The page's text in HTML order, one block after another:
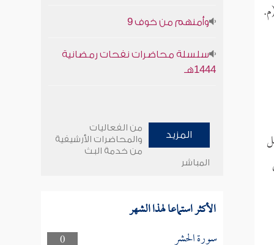
وأمنهم من خوف 9
سلسلة محاضرات نفحات رمضانية
1444هـ
المزيد
من الفعاليات
والمحاضرات الأرشيفية
من خدمة البث
المباشر
الأكثر استماعا لهذا الشهر
0 سورة الحشر